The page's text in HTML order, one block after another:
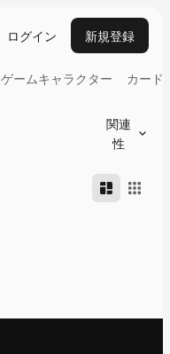
ログイン 新規登録
ゲームキャラクター カード
関連
性